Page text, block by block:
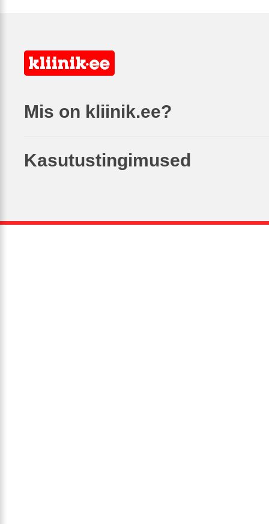
Mis on kliinik.ee?
Kasutustingimused